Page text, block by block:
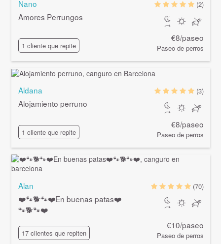
Nano
Amores Perrungos
1 cliente que repite
(2)
€8/paseo
Paseo de perros
Aldana
Alojamiento perruno
1 cliente que repite
(3)
€8/paseo
Paseo de perros
Alan
❤️🐾🐕🐾❤️En buenas patas❤️
🐾🐕🐾❤️
17 clientes que repiten
(70)
€10/paseo
Paseo de perros